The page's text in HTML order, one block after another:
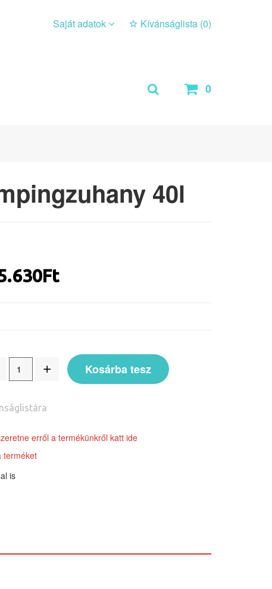
Saját adatok Kívánságlista (0)
0
40l
Ft
Kosárba tesz
erről a termékünkről katt ide
terméket
is